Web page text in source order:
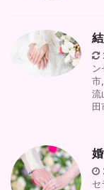
市,
流
田
セ